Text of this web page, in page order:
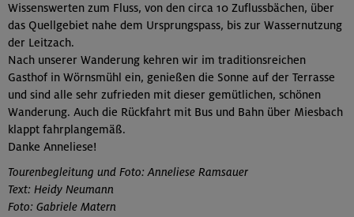
Wissenswerten zum Fluss, von den circa 10 Zuflussbächen, über
das Quellgebiet nahe dem Ursprungspass, bis zur Wassernutzung
der Leitzach.
Nach unserer Wanderung kehren wir im traditionsreichen
Gasthof in Wörnsmühl ein, genießen die Sonne auf der Terrasse
und sind alle sehr zufrieden mit dieser gemütlichen, schönen
Wanderung. Auch die Rückfahrt mit Bus und Bahn über Miesbach
klappt fahrplangemäß.
Danke Anneliese!
Tourenbegleitung und Foto: Anneliese Ramsauer
Text: Heidy Neumann
Foto: Gabriele Matern